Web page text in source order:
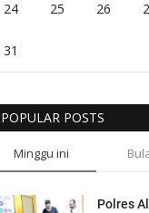
24 25 26
31
POPULAR POSTS
Minggu ini
Polres